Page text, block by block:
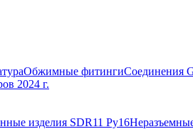
Обжимные фитингиСоединения
2024 г.
изделия SDR11 Ру16